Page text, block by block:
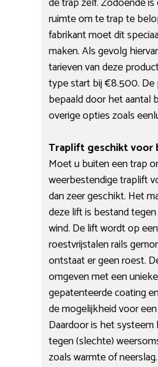
ruimte om te trap te
fabrikant moet dit
maken. Als gevolg
tarieven van deze
type start bij €8.500. De
bepaald door het aantal
overige opties zoals
Traplift geschikt voor
Moet u buiten een trap
weerbestendige traplift
dan zeer geschikt. Het
deze lift is bestand
wind. De lift wordt op een
roestvrijstalen rails
ontstaat er geen roest.
omgeven met een unieke
gepatenteerde coating
de mogelijkheid voor
Daardoor is het
tegen (slechte)
zoals warmte of neerslag.